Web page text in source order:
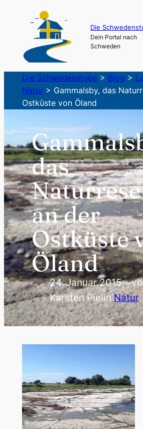
springen
Die
Dein Portal nach
Schweden
Die Schwedenstube> Blog >
Natur> Gammalsby, das
Ostküste von Öland
das
an der
Ostküste
Öland
24. Januar 2015—
Karsten PielinNatur